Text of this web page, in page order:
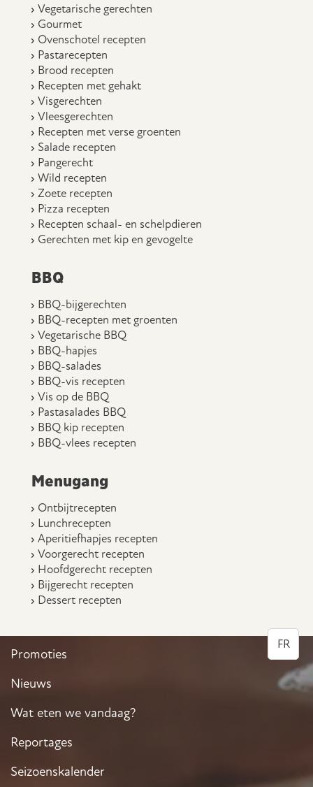
Vegetarische gerechten
Gourmet
Ovenschotel recepten
Pastarecepten
Brood recepten
Recepten met gehakt
Visgerechten
Vleesgerechten
Recepten met verse groenten
Salade recepten
Pangerecht
Wild recepten
Zoete recepten
Pizza recepten
Recepten schaal- en schelpdieren
Gerechten met kip en gevogelte
BBQ
BBQ-bijgerechten
BBQ-recepten met groenten
Vegetarische BBQ
BBQ-hapjes
BBQ-salades
BBQ-vis recepten
Vis op de BBQ
Pastasalades BBQ
BBQ kip recepten
BBQ-vlees recepten
Menugang
Ontbijtrecepten
Lunchrecepten
Aperitiefhapjes recepten
Voorgerecht recepten
Hoofdgerecht recepten
Bijgerecht recepten
Dessert recepten
FR
Promoties
Nieuws
Wat eten we vandaag?
Reportages
Seizoenskalender